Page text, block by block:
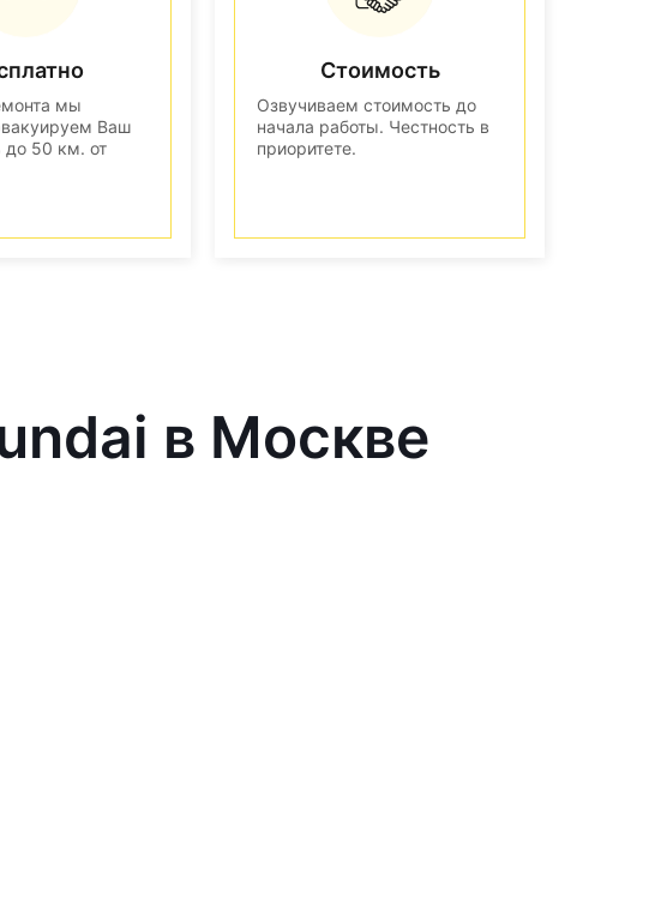
мы
Ваш
до 50 км. от
Стоимость
Озвучиваем стоимость до
начала работы. Честность в
приоритете.
в Москве